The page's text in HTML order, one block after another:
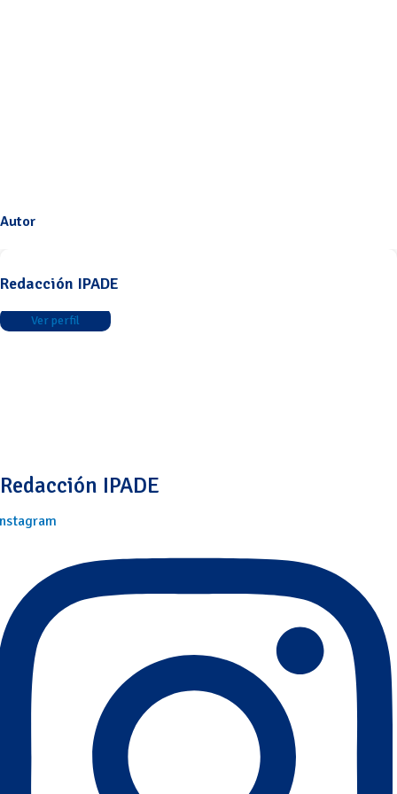
Autor
Redacción IPADE
Ver perfil
Redacción IPADE